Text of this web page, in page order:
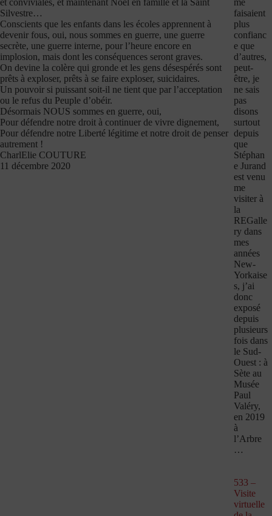
et conviviales, et maintenant Noël en famille et la Saint
Silvestre…
Conscients que les enfants dans les écoles apprennent à
devenir fous, oui, nous sommes en guerre, une guerre
secrète, une guerre interne, pour l’heure encore en
implosion, mais dont les conséquences seront graves.
On devine la colère qui gronde et les gens désespérés sont
prêts à exploser, prêts à se faire exploser, suicidaires.
Un pouvoir si puissant soit-il ne tient que par l’acceptation
ou le refus du Peuple d’obéir.
Désormais NOUS sommes en guerre, oui,
Pour défendre notre droit à continuer de vivre dignement,
Pour défendre notre Liberté légitime et notre droit de penser
autrement !
CharlElie COUTURE
11 décembre 2020
faisaient
plus
confianc
e que
d’autres,
peut-
être, je
ne sais
pas
disons
surtout
depuis
que
Stéphan
e Jurand
est venu
me
visiter à
la
REGalle
ry dans
mes
années
New-
Yorkaise
s, j’ai
donc
exposé
depuis
plusieurs
fois dans
le Sud-
Ouest : à
Sète au
Musée
Paul
Valéry,
en 2019
à
l’Arbre
…
533 –
Visite
virtuelle